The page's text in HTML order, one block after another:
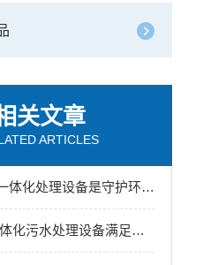
关文章
ARTICLES
医疗废水一体化处理设备是守护环境的健康防线
MBR膜一体化污水处理设备满足各种工业废水的处理需求